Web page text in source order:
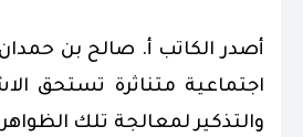
أصدر الكاتب أ. صالح بن
اجتماعية متناثرة تستحق
والتذكير لمعالجة تلك